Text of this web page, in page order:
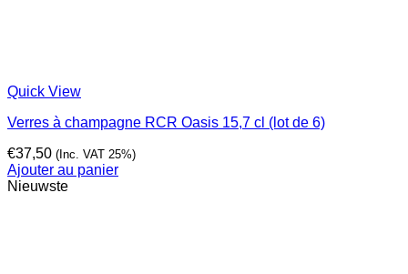
Quick View
Verres à champagne RCR Oasis 15,7 cl (lot de 6)
€37,50 (Inc. VAT 25%)
Ajouter au panier
Nieuwste